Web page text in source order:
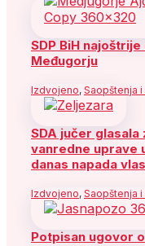
SDP BiH
Međugorju
Izdvojeno, Saopštenja i
SDA jučer
vanredne uprave
danas napada
Izdvojeno, Saopštenja i
Potpisan ugovor